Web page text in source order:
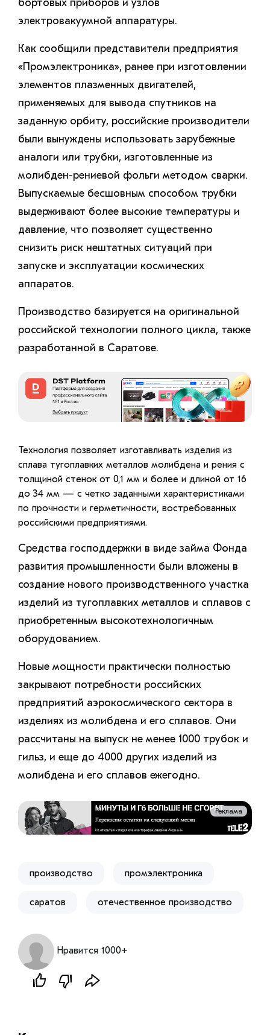
бортовых приборов и узлов
электровакуумной аппаратуры.
Как сообщили представители предприятия
«Промэлектроника», ранее при изготовлении
элементов плазменных двигателей,
применяемых для вывода спутников на
заданную орбиту, российские производители
были вынуждены использовать зарубежные
аналоги или трубки, изготовленные из
молибден-рениевой фольги методом сварки.
Выпускаемые бесшовным способом трубки
выдерживают более высокие температуры и
давление, что позволяет существенно
снизить риск нештатных ситуаций при
запуске и эксплуатации космических
аппаратов.
Производство базируется на оригинальной
российской технологии полного цикла, также
разработанной в Саратове.
Технология позволяет изготавливать изделия из
сплава тугоплавких металлов молибдена и рения с
толщиной стенок от 0,1 мм и более и длиной от 16
до 34 мм — с четко заданными характеристиками
по прочности и герметичности, востребованных
российскими предприятиями.
Средства господдержки в виде займа Фонда
развития промышленности были вложены в
создание нового производственного участка
изделий из тугоплавких металлов и сплавов с
приобретенным высокотехнологичным
оборудованием.
Новые мощности практически полностью
закрывают потребности российских
предприятий аэрокосмического сектора в
изделиях из молибдена и его сплавов. Они
рассчитаны на выпуск не менее 1000 трубок и
гильз, и еще до 4000 других изделий из
молибдена и его сплавов ежегодно.
Реклама
производство промэлектроника
саратов отечественное производство
Нравится 1000+